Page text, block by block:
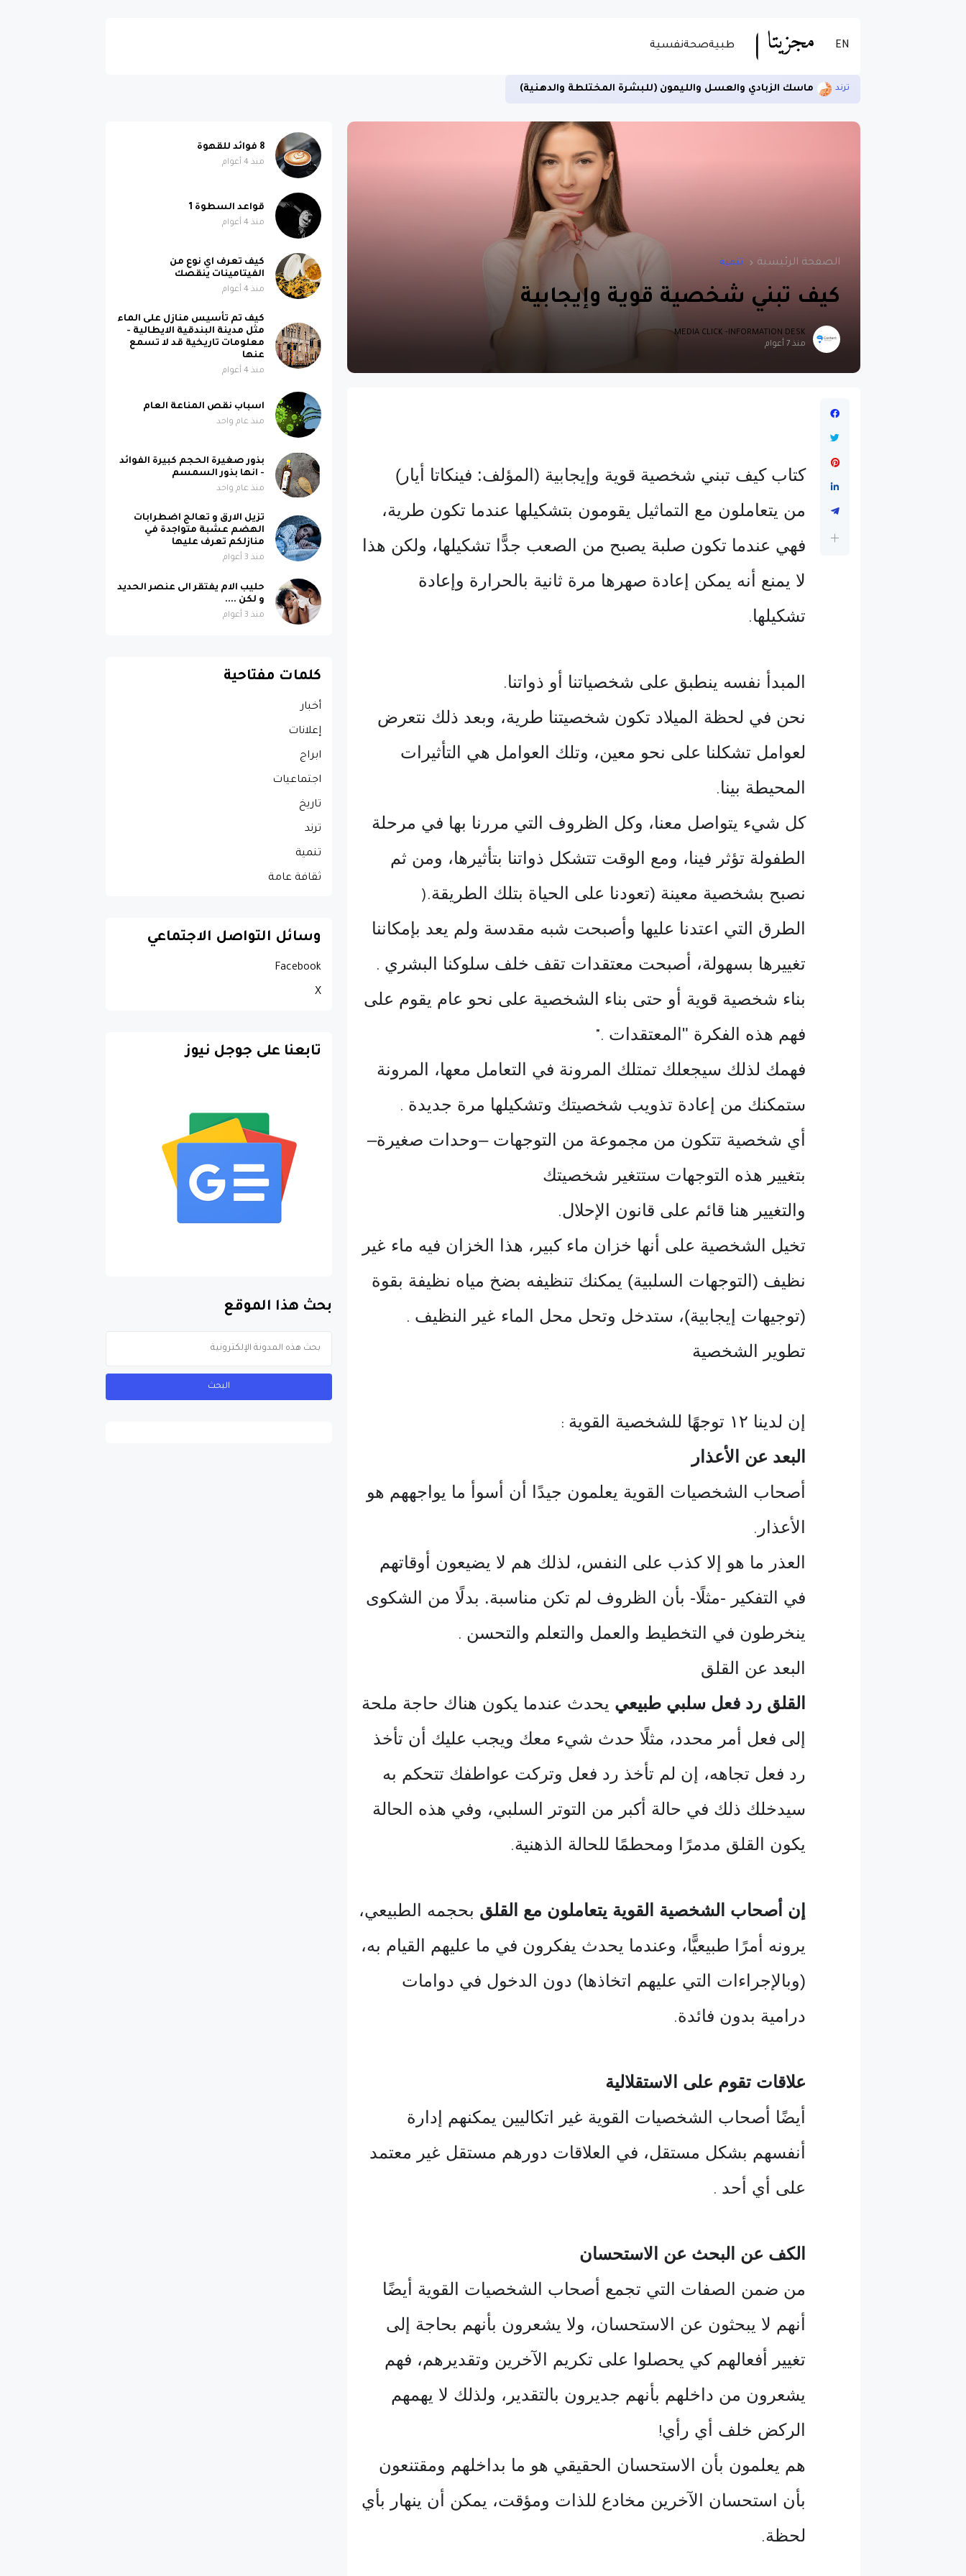
EN طبيةصحةنفسية
ترند ماسك الزبادي والعسل والليمون (للبشرة المختلطة والدهنية)
الصفحة الرئيسية تنمية
كيف تبني شخصية قوية وإيجابية
MEDIA CLICK -INFORMATION DESK
منذ 7 أعوام
كتاب كيف تبني شخصية قوية وإيجابية (المؤلف: فينكاتا أيار)
من يتعاملون مع التماثيل يقومون بتشكيلها عندما تكون طرية،
فهي عندما تكون صلبة يصبح من الصعب جدًّا تشكيلها، ولكن هذا
لا يمنع أنه يمكن إعادة صهرها مرة ثانية بالحرارة وإعادة
تشكيلها.
المبدأ نفسه ينطبق على شخصياتنا أو ذواتنا.
نحن في لحظة الميلاد تكون شخصيتنا طرية، وبعد ذلك نتعرض
لعوامل تشكلنا على نحو معين، وتلك العوامل هي التأثيرات
المحيطة بينا.
كل شيء يتواصل معنا، وكل الظروف التي مررنا بها في مرحلة
الطفولة تؤثر فينا، ومع الوقت تتشكل ذواتنا بتأثيرها، ومن ثم
نصبح بشخصية معينة (تعودنا على الحياة بتلك الطريقة).
الطرق التي اعتدنا عليها وأصبحت شبه مقدسة ولم يعد بإمكاننا
تغييرها بسهولة، أصبحت معتقدات تقف خلف سلوكنا البشري .
بناء شخصية قوية أو حتى بناء الشخصية على نحو عام يقوم على
فهم هذه الفكرة "المعتقدات ".
فهمك لذلك سيجعلك تمتلك المرونة في التعامل معها، المرونة
ستمكنك من إعادة تذويب شخصيتك وتشكيلها مرة جديدة .
أي شخصية تتكون من مجموعة من التوجهات –وحدات صغيرة–
بتغيير هذه التوجهات ستتغير شخصيتك
والتغيير هنا قائم على قانون الإحلال.
تخيل الشخصية على أنها خزان ماء كبير، هذا الخزان فيه ماء غير
نظيف (التوجهات السلبية) يمكنك تنظيفه بضخ مياه نظيفة بقوة
(توجيهات إيجابية)، ستدخل وتحل محل الماء غير النظيف .
تطوير الشخصية
إن لدينا ١٢ توجهًا للشخصية القوية :
البعد عن الأعذار
أصحاب الشخصيات القوية يعلمون جيدًا أن أسوأ ما يواجههم هو
الأعذار .
العذر ما هو إلا كذب على النفس، لذلك هم لا يضيعون أوقاتهم
في التفكير -مثلًا- بأن الظروف لم تكن مناسبة. بدلًا من الشكوى
ينخرطون في التخطيط والعمل والتعلم والتحسن .
البعد عن القلق
القلق رد فعل سلبي طبيعي يحدث عندما يكون هناك حاجة ملحة
إلى فعل أمر محدد، مثلًا حدث شيء معك ويجب عليك أن تأخذ
رد فعل تجاهه، إن لم تأخذ رد فعل وتركت عواطفك تتحكم به
سيدخلك ذلك في حالة أكبر من التوتر السلبي، وفي هذه الحالة
يكون القلق مدمرًا ومحطمًا للحالة الذهنية.
إن أصحاب الشخصية القوية يتعاملون مع القلق بحجمه الطبيعي،
يرونه أمرًا طبيعيًّا، وعندما يحدث يفكرون في ما عليهم القيام به،
(وبالإجراءات التي عليهم اتخاذها) دون الدخول في دوامات
درامية بدون فائدة.
علاقات تقوم على الاستقلالية
أيضًا أصحاب الشخصيات القوية غير اتكاليين يمكنهم إدارة
أنفسهم بشكل مستقل، في العلاقات دورهم مستقل غير معتمد
على أي أحد .
الكف عن البحث عن الاستحسان
من ضمن الصفات التي تجمع أصحاب الشخصيات القوية أيضًا
أنهم لا يبحثون عن الاستحسان، ولا يشعرون بأنهم بحاجة إلى
تغيير أفعالهم كي يحصلوا على تكريم الآخرين وتقديرهم، فهم
يشعرون من داخلهم بأنهم جديرون بالتقدير، ولذلك لا يهمهم
الركض خلف أي رأي!
هم يعلمون بأن الاستحسان الحقيقي هو ما بداخلهم ومقتنعون
بأن استحسان الآخرين مخادع للذات ومؤقت، يمكن أن ينهار بأي
لحظة.
8 فوائد للقهوة
منذ 4 أعوام
قواعد السطوة 1
منذ 4 أعوام
كيف تعرف اي نوع من
الفيتامينات ينقصك
منذ 4 أعوام
كيف تم تأسيس منازل على الماء
مثل مدينة البندقية الايطالية -
معلومات تاريخية قد لا تسمع
عنها
منذ 4 أعوام
اسباب نقص المناعة العام
منذ عام واحد
بذور صغيرة الحجم كبيرة الفوائد
- انها بذور السمسم
منذ عام واحد
تزيل الارق و تعالج اضطرابات
الهضم عشبة متواجدة في
منازلكم تعرف عليها
منذ 3 أعوام
حليب الام يفتقر الى عنصر الحديد
و لكن ....
منذ 3 أعوام
كلمات مفتاحية
أخبار
إعلانات
ابراج
اجتماعيات
تاريخ
ترند
تنمية
ثقافة عامة
وسائل التواصل الاجتماعي
Facebook
X
تابعنا على جوجل نيوز
بحث هذا الموقع